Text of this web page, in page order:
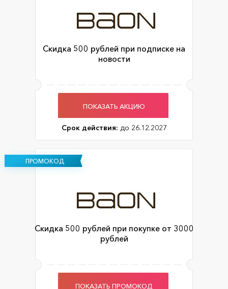
Скидка 500 рублей при подписке на
новости
ПОКАЗАТЬ АКЦИЮ
Срок действия: до 26.12.2027
ПРОМОКОД
Скидка 500 рублей при покупке от 3000
рублей
ПОКАЗАТЬ ПРОМОКОД